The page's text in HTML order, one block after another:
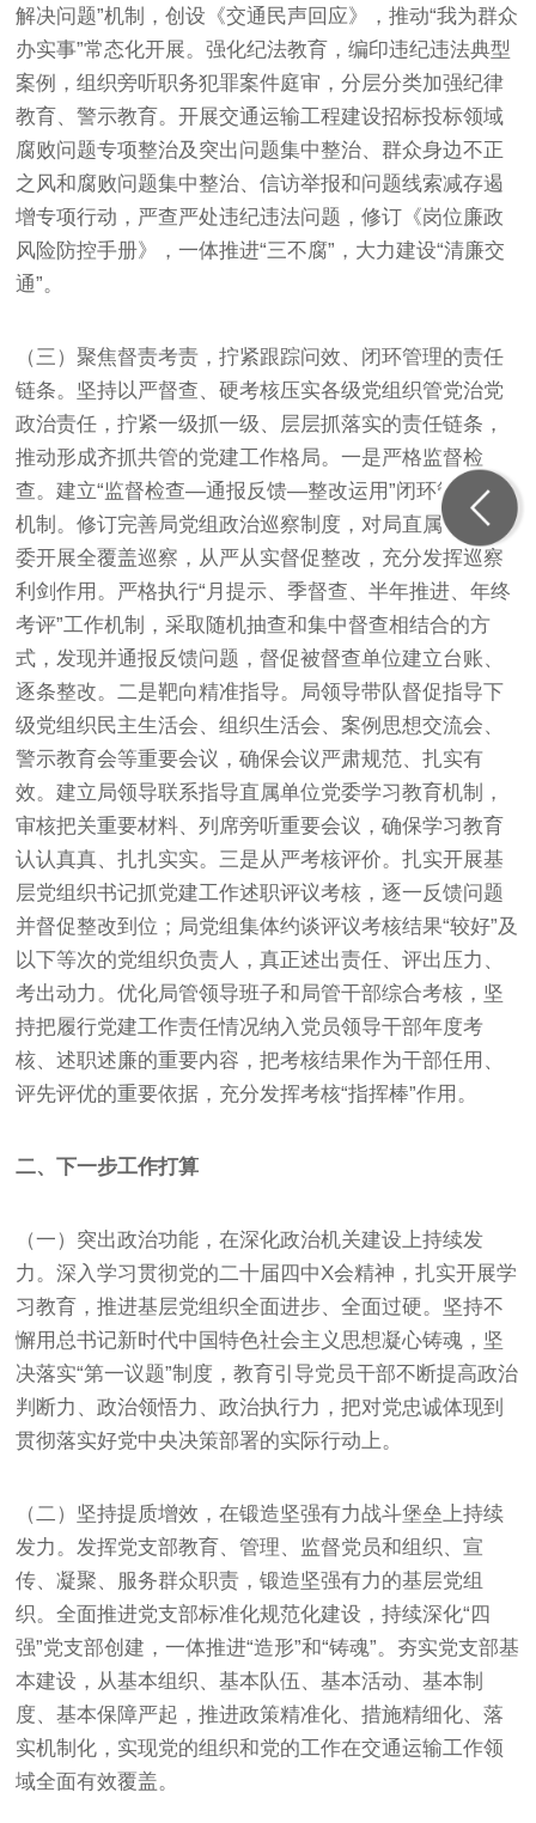
解决问题”机制，创设《交通民声回应》，推动“我为群众
办实事”常态化开展。强化纪法教育，编印违纪违法典型
案例，组织旁听职务犯罪案件庭审，分层分类加强纪律
教育、警示教育。开展交通运输工程建设招标投标领域
腐败问题专项整治及突出问题集中整治、群众身边不正
之风和腐败问题集中整治、信访举报和问题线索减存遏
增专项行动，严查严处违纪违法问题，修订《岗位廉政
风险防控手册》，一体推进“三不腐”，大力建设“清廉交
通”。
（三）聚焦督责考责，拧紧跟踪问效、闭环管理的责任
链条。坚持以严督查、硬考核压实各级党组织管党治党
政治责任，拧紧一级抓一级、层层抓落实的责任链条，
推动形成齐抓共管的党建工作格局。一是严格监督检
查。建立“监督检查—通报反馈—整改运用”闭环管理工作
机制。修订完善局党组政治巡察制度，对局直属单位党
委开展全覆盖巡察，从严从实督促整改，充分发挥巡察
利剑作用。严格执行“月提示、季督查、半年推进、年终
考评”工作机制，采取随机抽查和集中督查相结合的方
式，发现并通报反馈问题，督促被督查单位建立台账、
逐条整改。二是靶向精准指导。局领导带队督促指导下
级党组织民主生活会、组织生活会、案例思想交流会、
警示教育会等重要会议，确保会议严肃规范、扎实有
效。建立局领导联系指导直属单位党委学习教育机制，
审核把关重要材料、列席旁听重要会议，确保学习教育
认认真真、扎扎实实。三是从严考核评价。扎实开展基
层党组织书记抓党建工作述职评议考核，逐一反馈问题
并督促整改到位；局党组集体约谈评议考核结果“较好”及
以下等次的党组织负责人，真正述出责任、评出压力、
考出动力。优化局管领导班子和局管干部综合考核，坚
持把履行党建工作责任情况纳入党员领导干部年度考
核、述职述廉的重要内容，把考核结果作为干部任用、
评先评优的重要依据，充分发挥考核“指挥棒”作用。
二、下一步工作打算
（一）突出政治功能，在深化政治机关建设上持续发
力。深入学习贯彻党的二十届四中X会精神，扎实开展学
习教育，推进基层党组织全面进步、全面过硬。坚持不
懈用总书记新时代中国特色社会主义思想凝心铸魂，坚
决落实“第一议题”制度，教育引导党员干部不断提高政治
判断力、政治领悟力、政治执行力，把对党忠诚体现到
贯彻落实好党中央决策部署的实际行动上。
（二）坚持提质增效，在锻造坚强有力战斗堡垒上持续
发力。发挥党支部教育、管理、监督党员和组织、宣
传、凝聚、服务群众职责，锻造坚强有力的基层党组
织。全面推进党支部标准化规范化建设，持续深化“四
强”党支部创建，一体推进“造形”和“铸魂”。夯实党支部基
本建设，从基本组织、基本队伍、基本活动、基本制
度、基本保障严起，推进政策精准化、措施精细化、落
实机制化，实现党的组织和党的工作在交通运输工作领
域全面有效覆盖。